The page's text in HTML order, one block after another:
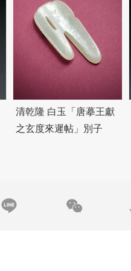
清乾隆 白玉「唐摹王獻
之玄度來遲帖」別子